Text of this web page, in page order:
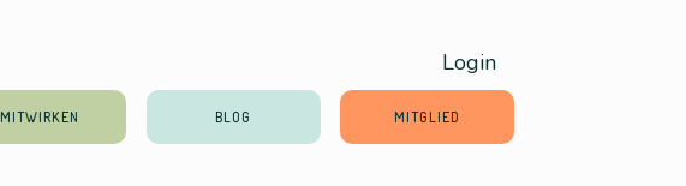
Login
MITWIRKEN BLOG MITGLIED